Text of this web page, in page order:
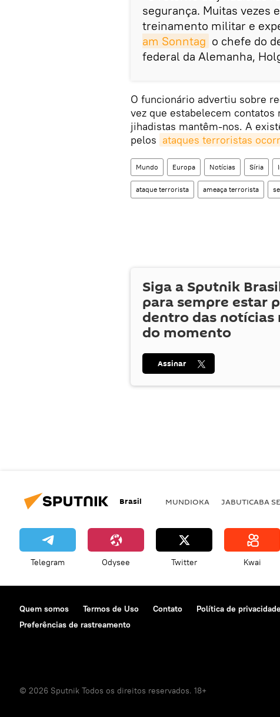
segurança. Muitas vezes
treinamento militar e
am Sonntag o chefe do
federal da Alemanha,
O funcionário advertiu sobre
vez que estabelecem contatos
jihadistas mantêm-nos. A
pelos ataques terroristas
Mundo Europa Notícias Síria
ataque terrorista ameaça terrorista
Siga a Sputnik
para sempre estar
dentro das notícias
do momento
Assinar
Brasil MUNDIOKA JABUTICABA
Telegram Odysee Twitter Kwai
Quem somos Termos de Uso Contato Política de privacidade
Preferências de rastreamento
© 2026 Sputnik Todos os direitos reservados. 18+